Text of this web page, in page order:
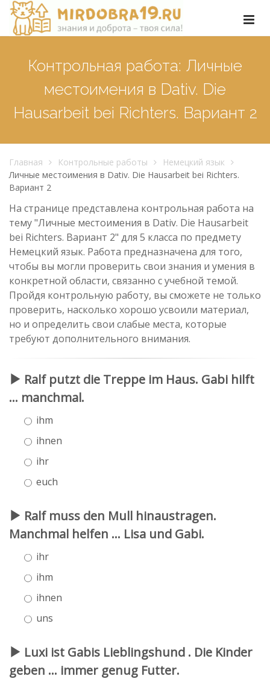
Контрольная работа: Личные
местоимения в Dativ. Die
Hausarbeit bei Richters. Вариант 2
Главная Контрольные работы
Немецкий язык
Личные местоимения в Dativ. Die Hausarbeit bei Richters.
Вариант 2
На странице представлена контрольная работа на
тему "Личные местоимения в Dativ. Die Hausarbeit
bei Richters. Вариант 2" для 5 класса по предмету
Немецкий язык. Работа предназначена для того,
чтобы вы могли проверить свои знания и умения в
конкретной области, связанно с учебной темой.
Пройдя контрольную работу, вы сможете не только
проверить, насколько хорошо усвоили материал,
но и определить свои слабые места, которые
требуют дополнительного внимания.
Ralf putzt die Treppe im Haus. Gabi hilft
... manchmal.
ihm
ihnen
ihr
euch
Ralf muss den Mull hinaustragen.
Manchmal helfen ... Lisa und Gabi.
ihr
ihm
ihnen
uns
Luxi ist Gabis Lieblingshund . Die Kinder
geben ... immer genug Futter.